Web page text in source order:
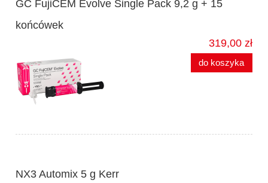
GC FujiCEM Evolve Single Pack 9,2 g + 15
końcówek
319,00 zł
do koszyka
NX3 Automix 5 g Kerr